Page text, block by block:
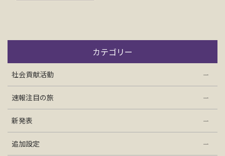
資料請求
検索
カテゴリー
社会貢献活動
速報注目の旅
新発表
追加設定